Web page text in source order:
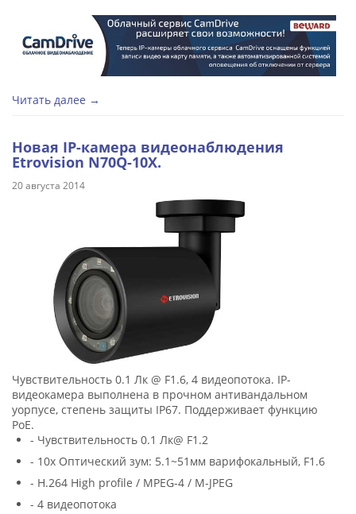
Читать далее →
Новая IP-камера видеонаблюдения
Etrovision N70Q-10X.
20 августа 2014
Чувствительность 0.1 Лк @ F1.6, 4 видеопотока. IP-
видеокамера выполнена в прочном антивандальном
уорпусе, степень защиты IP67. Поддерживает функцию
PoE.
- Чувствительность 0.1 Лк@ F1.2
- 10x Оптический зум: 5.1~51мм варифокальный, F1.6
- H.264 High profile / MPEG-4 / M-JPEG
- 4 видеопотока